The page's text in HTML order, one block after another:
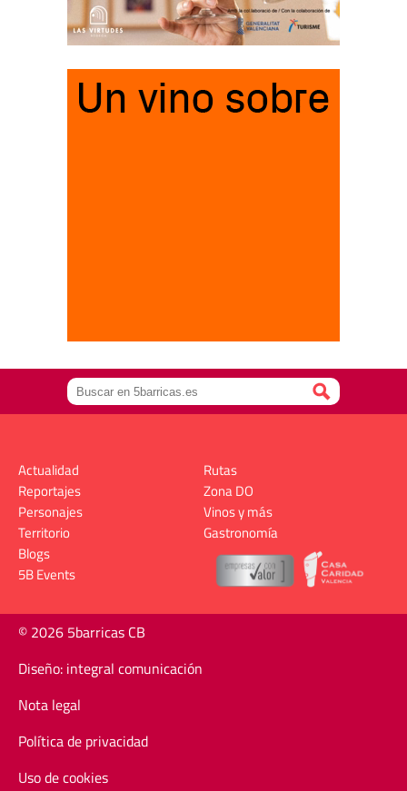
Actualidad
Reportajes
Personajes
Territorio
Rutas
Zona DO
Vinos y más
Gastronomía
Blogs
5B Events
© 2026 5barricas CB
Diseño: integral comunicación
Nota legal
Política de privacidad
Uso de cookies